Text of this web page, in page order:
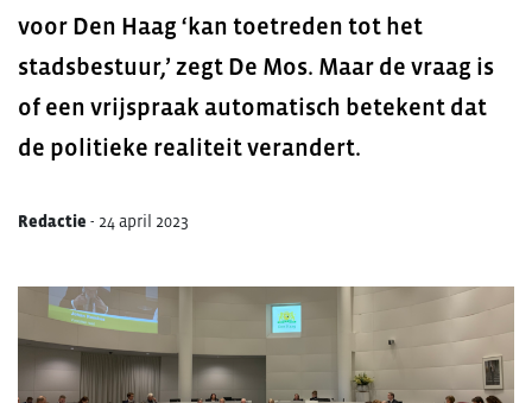
voor Den Haag ‘kan toetreden tot het
stadsbestuur,’ zegt De Mos. Maar de vraag is
of een vrijspraak automatisch betekent dat
de politieke realiteit verandert.
Redactie - 24 april 2023